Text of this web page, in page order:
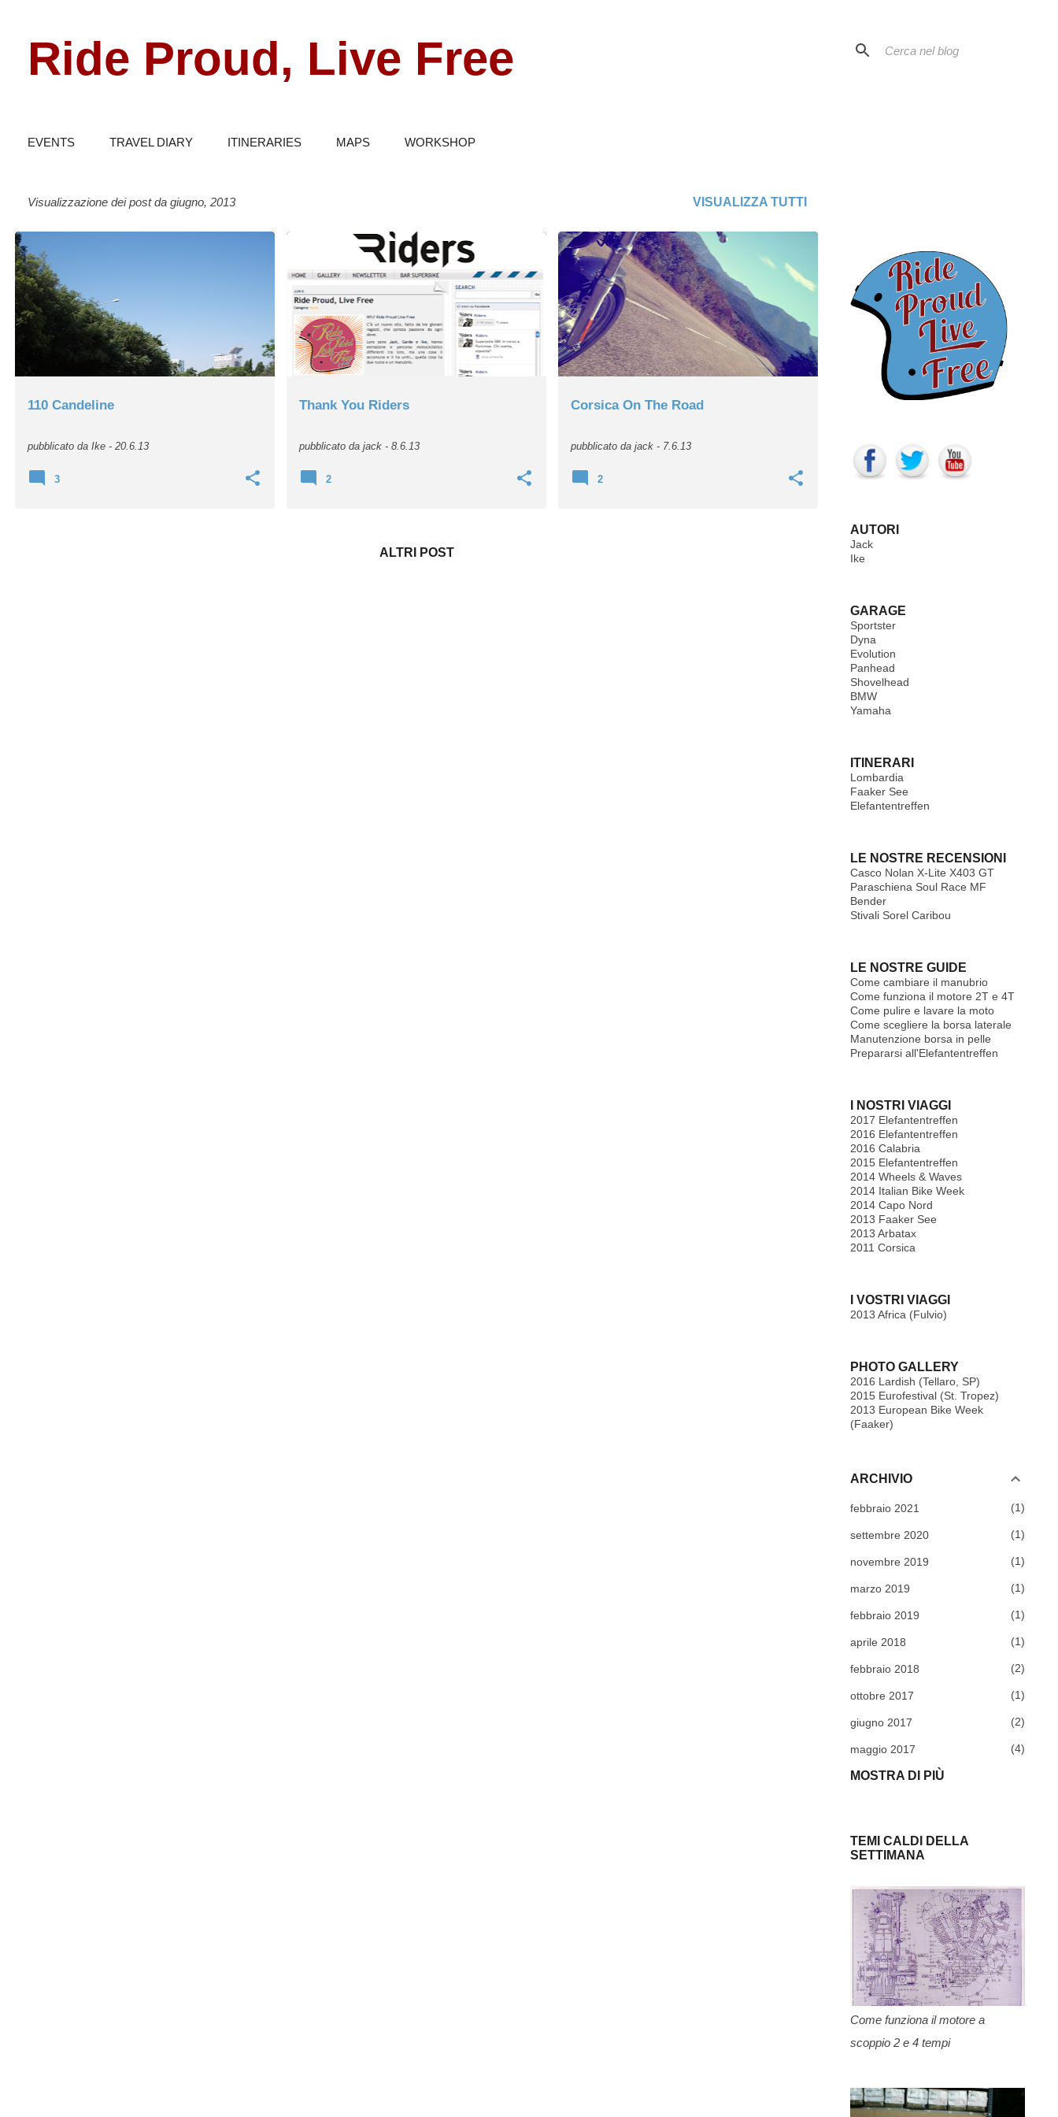
Ride Proud, Live Free
EVENTS TRAVEL DIARY ITINERARIES MAPS WORKSHOP
Visualizzazione dei post da giugno, 2013 VISUALIZZA TUTTI
P
o
s
t
110 Candeline
pubblicato da Ike - 20.6.13
EVENTI
3
Thank You Riders
pubblicato da jack - 8.6.13
2
Corsica On The Road
pubblicato da jack - 7.6.13
TRAVEL DIARY
2
ALTRI POST
AUTORI
Jack
Ike
GARAGE
Sportster
Dyna
Evolution
Panhead
Shovelhead
BMW
Yamaha
ITINERARI
Lombardia
Faaker See
Elefantentreffen
LE NOSTRE RECENSIONI
Casco Nolan X-Lite X403 GT
Paraschiena Soul Race MF
Bender
Stivali Sorel Caribou
LE NOSTRE GUIDE
Come cambiare il manubrio
Come funziona il motore 2T e 4T
Come pulire e lavare la moto
Come scegliere la borsa laterale
Manutenzione borsa in pelle
Prepararsi all'Elefantentreffen
I NOSTRI VIAGGI
2017 Elefantentreffen
2016 Elefantentreffen
2016 Calabria
2015 Elefantentreffen
2014 Wheels & Waves
2014 Italian Bike Week
2014 Capo Nord
2013 Faaker See
2013 Arbatax
2011 Corsica
I VOSTRI VIAGGI
2013 Africa (Fulvio)
PHOTO GALLERY
2016 Lardish (Tellaro, SP)
2015 Eurofestival (St. Tropez)
2013 European Bike Week
(Faaker)
ARCHIVIO
febbraio 2021 1
settembre 2020 1
novembre 2019 1
marzo 2019 1
febbraio 2019 1
aprile 2018 1
febbraio 2018 2
ottobre 2017 1
giugno 2017 2
maggio 2017 4
aprile 2017
gennaio 2017
novembre 2016
ottobre 2016 4
settembre 2016
agosto 2016
luglio 2016
giugno 2016
aprile 2016
MOSTRA DI PIÙ
TEMI CALDI DELLA
SETTIMANA
Come funziona il motore a
scoppio 2 e 4 tempi